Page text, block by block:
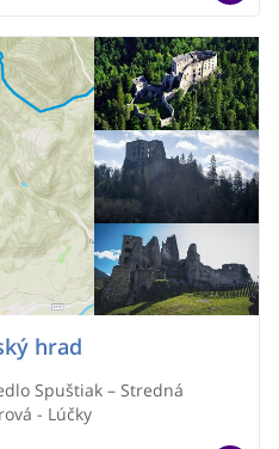
hrad
Spuštiak – Stredná
- Lúčky